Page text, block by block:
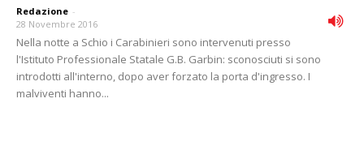
Redazione -
28 Novembre 2016
Nella notte a Schio i Carabinieri sono intervenuti presso
l'Istituto Professionale Statale G.B. Garbin: sconosciuti si sono
introdotti all'interno, dopo aver forzato la porta d'ingresso. I
malviventi hanno...